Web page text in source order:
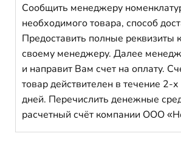
Сообщить менеджеру
необходимого товара, способ
Предоставить полные реквизиты
своему менеджеру. Далее
и направит Вам счет на оплату.
товар действителен в течение 2-
дней. Перечислить денежные
расчетный счёт компании ООО